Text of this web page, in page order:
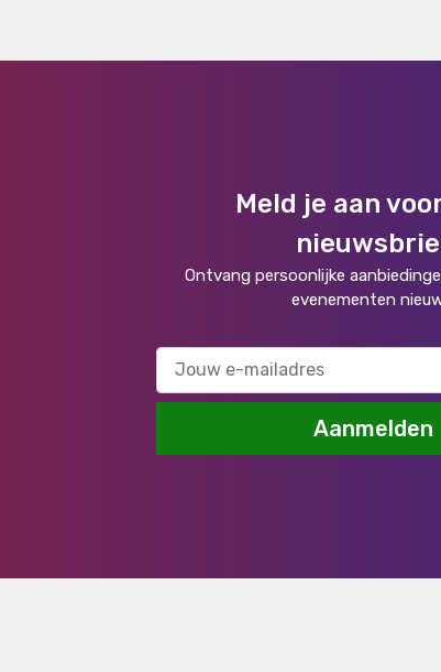
Meld je aan
Ontvang persoonlijke
evenementen
Aanmelden